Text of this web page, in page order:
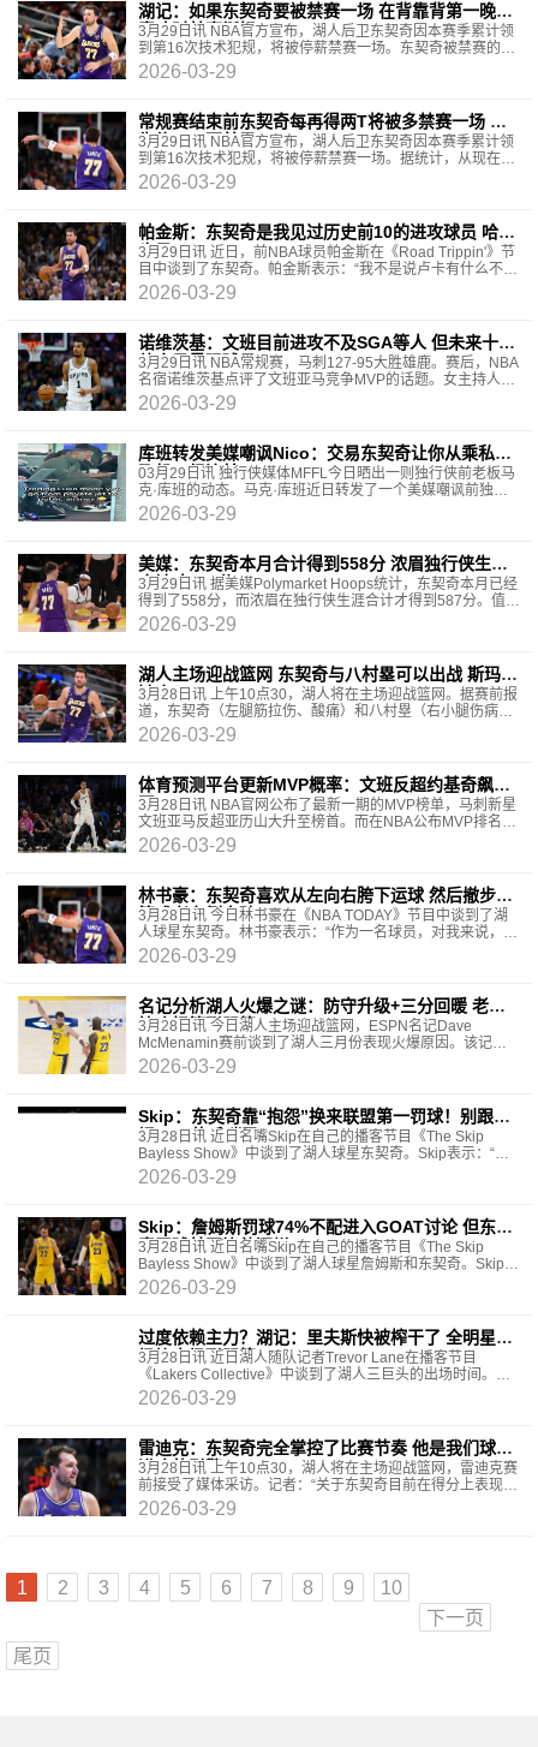
湖记：如果东契奇要被禁赛一场 在背靠背第一晚打
奇才时禁赛挺好
3月29日讯 NBA官方宣布，湖人后卫东契奇因本赛季累计领
到第16次技术犯规，将被停薪禁赛一场。东契奇被禁赛的场
次是3月31日主场迎战奇才的比赛。湖人媒体Laker
2026-03-29
常规赛结束前东契奇每再得两T将被多禁赛一场 损
失约31.7万美元
3月29日讯 NBA官方宣布，湖人后卫东契奇因本赛季累计领
到第16次技术犯规，将被停薪禁赛一场。据统计，从现在到
本赛季常规赛结束，如果东契奇再被吹罚两次技术犯规
2026-03-29
帕金斯：东契奇是我见过历史前10的进攻球员 哈登
也是
3月29日讯 近日，前NBA球员帕金斯在《Road Trippin'》节
目中谈到了东契奇。帕金斯表示：“我不是说卢卡有什么不
好，我会这么说，卢卡和哈登这两个人，他们是我这辈
2026-03-29
诺维茨基：文班目前进攻不及SGA等人 但未来十年
他会是最强球员
3月29日讯 NBA常规赛，马刺127-95大胜雄鹿。赛后，NBA
名宿诺维茨基点评了文班亚马竞争MVP的话题。女主持人
问：“他最后的陈述是，进攻端的影响力不仅仅是得分。这
2026-03-29
库班转发美媒嘲讽Nico：交易东契奇让你从乘私人
飞机→经济舱
03月29日讯 独行侠媒体MFFL今日晒出一则独行侠前老板马
克·库班的动态。马克·库班近日转发了一个美媒嘲讽前独行
侠总经理Nico的动态，美媒晒出了Nico在候机
2026-03-29
美媒：东契奇本月合计得到558分 浓眉独行侠生涯
合计才587分
3月29日讯 据美媒Polymarket Hoops统计，东契奇本月已经
得到了558分，而浓眉在独行侠生涯合计才得到587分。值得
一提的是，东契奇对阵奇才将被禁赛（16T触发），但他本
2026-03-29
湖人主场迎战篮网 东契奇与八村塁可以出战 斯玛特
缺席！
3月28日讯 上午10点30，湖人将在主场迎战篮网。据赛前报
道，东契奇（左腿筋拉伤、酸痛）和八村塁（右小腿伤病管
理）状态升级为可以出战。斯玛特（右脚踝扭伤）和蒂耶罗
（左
2026-03-29
体育预测平台更新MVP概率：文班反超约基奇飙升
至22.1% SGA71%
3月28日讯 NBA官网公布了最新一期的MVP榜单，马刺新星
文班亚马反超亚历山大升至榜首。而在NBA公布MVP排名
后，体育预测平台Polymarket Sports更新了本赛季常规
2026-03-29
林书豪：东契奇喜欢从左向右胯下运球 然后撤步投
篮或者右侧突破
3月28日讯 今日林书豪在《NBA TODAY》节目中谈到了湖
人球星东契奇。林书豪表示：“作为一名球员，对我来说，每
当我要防守某人时，是的，我会看录像，因为每个球员都有
2026-03-29
名记分析湖人火爆之谜：防守升级+三分回暖 老詹
快攻扣篮联盟第一
3月28日讯 今日湖人主场迎战篮网，ESPN名记Dave
McMenamin赛前谈到了湖人三月份表现火爆原因。该记者
表示：“这要从他们的防守说起，他们对防守细节的更多关注
2026-03-29
Skip：东契奇靠“抱怨”换来联盟第一罚球！别跟我
提SGA体毛哨了
3月28日讯 近日名嘴Skip在自己的播客节目《The Skip
Bayless Show》中谈到了湖人球星东契奇。Skip表示：“东
契奇现在场均罚球次数高居联盟第一，达到了10次。
2026-03-29
Skip：詹姆斯罚球74%不配进入GOAT讨论 但东契
奇罚球甚至比他还烂
3月28日讯 近日名嘴Skip在自己的播客节目《The Skip
Bayless Show》中谈到了湖人球星詹姆斯和东契奇。Skip表
示：“东契奇罚球命中率72%，排在联盟第86位，这太
2026-03-29
过度依赖主力？湖记：里夫斯快被榨干了 全明星后
场均出场联盟第3
3月28日讯 近日湖人随队记者Trevor Lane在播客节目
《Lakers Collective》中谈到了湖人三巨头的出场时间。该
记者表示：“雷迪克现在快把里夫斯榨干了，后者完
2026-03-29
雷迪克：东契奇完全掌控了比赛节奏 他是我们球队
进攻的引擎
3月28日讯 上午10点30，湖人将在主场迎战篮网，雷迪克赛
前接受了媒体采访。记者：“关于东契奇目前在得分上表现出
的稳定性，这在多大程度上提高了球队进攻端及其
2026-03-29
1 2 3 4 5 6 7 8 9
10
下一页
尾页